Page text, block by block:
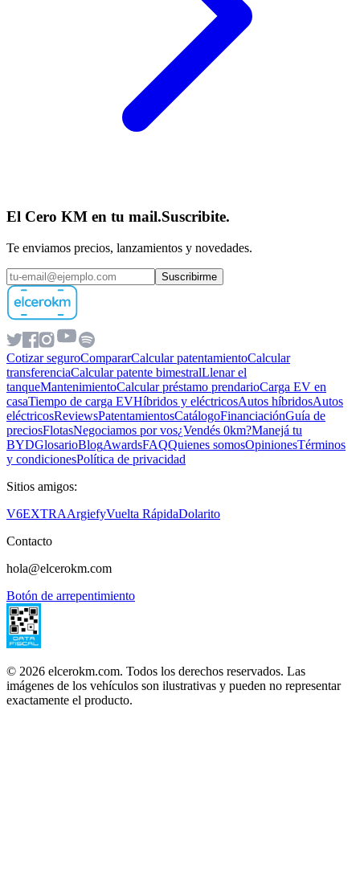
El Cero KM en tu mail.Suscribite.
Te enviamos precios, lanzamientos y novedades.
Suscribirme
Cotizar seguroCompararCalcular patentamientoCalcular
transferenciaCalcular patente bimestralLlenar el
tanqueMantenimientoCalcular préstamo prendarioCarga EV en
casaTiempo de carga EVHíbridos y eléctricosAutos híbridosAutos
eléctricosReviewsPatentamientosCatálogoFinanciaciónGuía de
preciosFlotasNegociamos por vos¿Vendés 0km?Manejá tu
BYDGlosarioBlogAwardsFAQQuienes somosOpinionesTérminos
y condicionesPolítica de privacidad
Sitios amigos:
V6EXTRAArgiefyVuelta RápidaDolarito
Contacto
hola@elcerokm.com
Botón de arrepentimiento
© 2026 elcerokm.com. Todos los derechos reservados. Las
imágenes de los vehículos son ilustrativas y pueden no representar
exactamente el producto.